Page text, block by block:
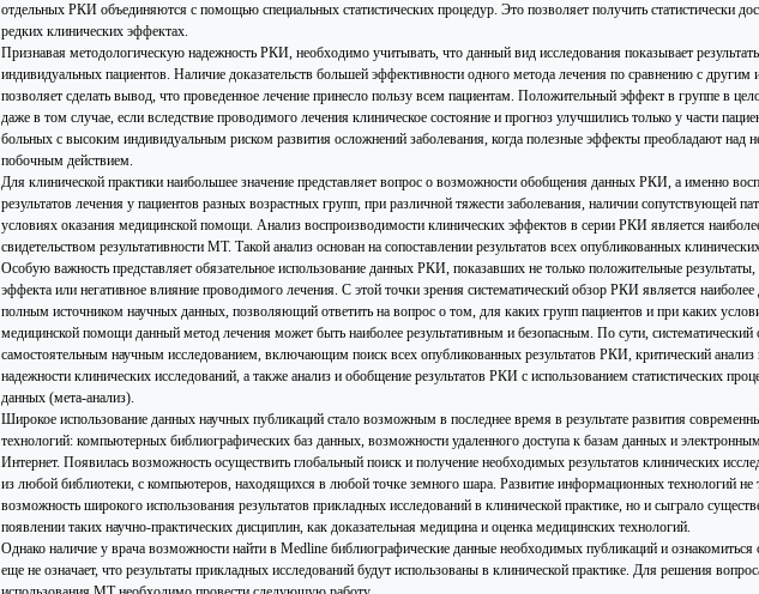
отдельных РКИ объединяются с помощью специальных статистических процедур. Это позволяет получить статистически
редких клинических эффектах.
Признавая методологическую надежность РКИ, необходимо учитывать, что данный вид исследования показывает
индивидуальных пациентов. Наличие доказательств большей эффективности одного метода лечения по сравнению с другим
позволяет сделать вывод, что проведенное лечение принесло пользу всем пациентам. Положительный эффект в группе в
даже в том случае, если вследствие проводимого лечения клиническое состояние и прогноз улучшились только у части
больных с высоким индивидуальным риском развития осложнений заболевания, когда полезные эффекты преобладают над
побочным действием.
Для клинической практики наибольшее значение представляет вопрос о возможности обобщения данных РКИ, а именно
результатов лечения у пациентов разных возрастных групп, при различной тяжести заболевания, наличии сопутствующей
условиях оказания медицинской помощи. Анализ воспроизводимости клинических эффектов в серии РКИ является
свидетельством результативности МТ. Такой анализ основан на сопоставлении результатов всех опубликованных
Особую важность представляет обязательное использование данных РКИ, показавших не только положительные результаты,
эффекта или негативное влияние проводимого лечения. С этой точки зрения систематический обзор РКИ является
полным источником научных данных, позволяющий ответить на вопрос о том, для каких групп пациентов и при каких
медицинской помощи данный метод лечения может быть наиболее результативным и безопасным. По сути, систематический
самостоятельным научным исследованием, включающим поиск всех опубликованных результатов РКИ, критический анализ
надежности клинических исследований, а также анализ и обобщение результатов РКИ с использованием статистических
данных (мета-анализ).
Широкое использование данных научных публикаций стало возможным в последнее время в результате развития
технологий: компьютерных библиографических баз данных, возможности удаленного доступа к базам данных и
Интернет. Появилась возможность осуществить глобальный поиск и получение необходимых результатов клинических
из любой библиотеки, с компьютеров, находящихся в любой точке земного шара. Развитие информационных технологий не
возможность широкого использования результатов прикладных исследований в клинической практике, но и сыграло
появлении таких научно-практических дисциплин, как доказательная медицина и оценка медицинских технологий.
Однако наличие у врача возможности найти в Medline библиографические данные необходимых публикаций и ознакомиться
еще не означает, что результаты прикладных исследований будут использованы в клинической практике. Для решения